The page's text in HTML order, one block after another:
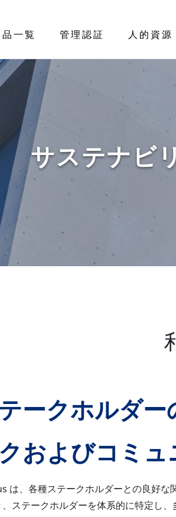
品一覧 管理認証 人的資源
サステナビ
ークホルダー
およびコミュ
は、各種ステークホルダーとの良好な
ステークホルダーを体系的に特定し